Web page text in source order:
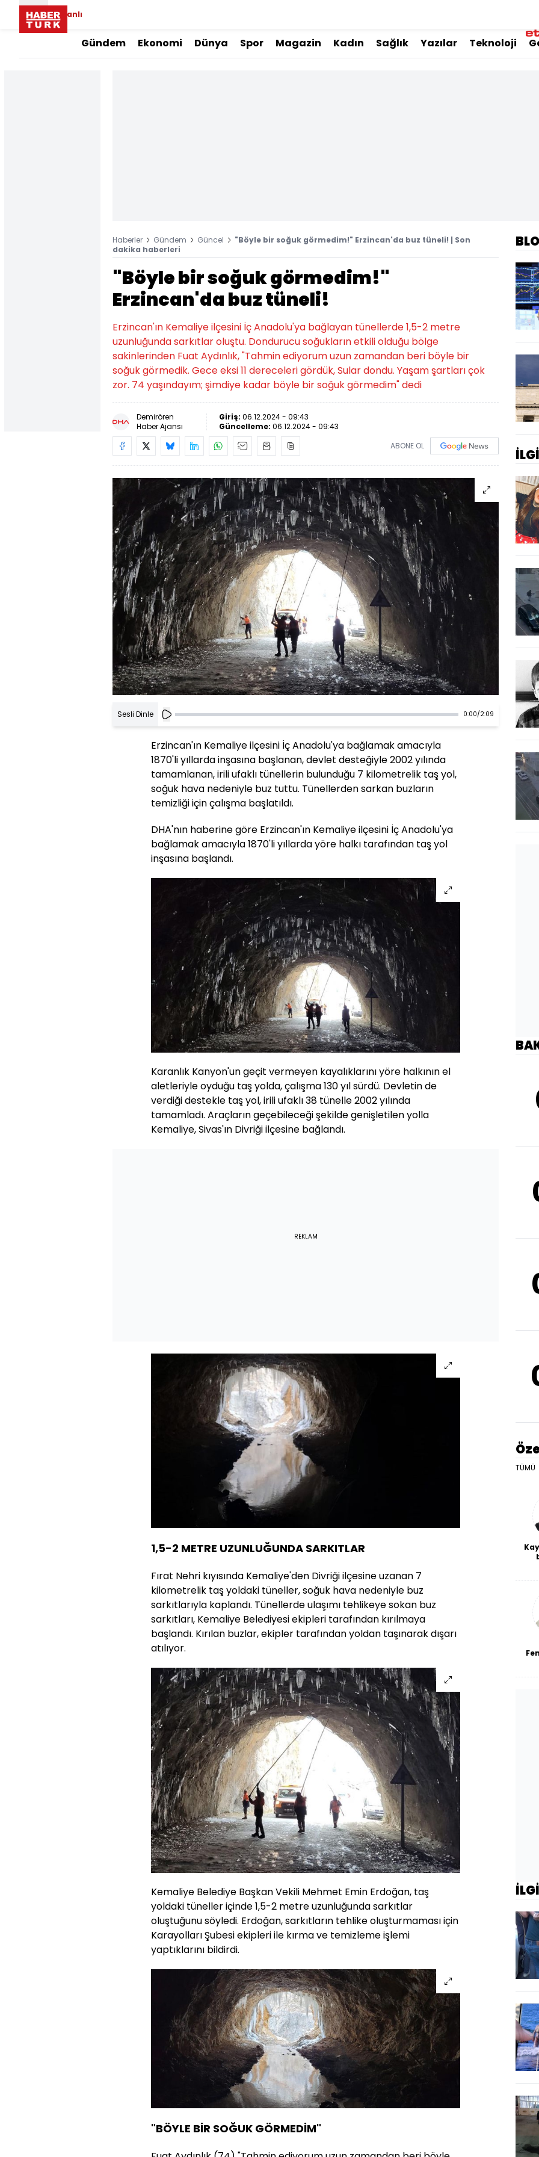
Canlı
Gündem Ekonomi Dünya Spor Magazin Kadın Sağlık Yazılar Teknoloji
Haberler Gündem Güncel
"Böyle bir soğuk görmedim!" Erzincan'da buz tüneli! | Son
dakika haberleri
"Böyle bir soğuk görmedim!"
Erzincan'da buz tüneli!
Erzincan'ın Kemaliye ilçesini İç Anadolu'ya bağlayan tünellerde 1,5-2 metre
uzunluğunda sarkıtlar oluştu. Dondurucu soğukların etkili olduğu bölge
sakinlerinden Fuat Aydınlık, "Tahmin ediyorum uzun zamandan beri böyle bir
soğuk görmedik. Gece eksi 11 dereceleri gördük, Sular dondu. Yaşam şartları çok
zor. 74 yaşındayım; şimdiye kadar böyle bir soğuk görmedim" dedi
Demirören
Haber Ajansı
Giriş: 06.12.2024 - 09:43
Güncelleme: 06.12.2024 - 09:43
ABONE OL
Sesli Dinle 0:00/2:09
Erzincan'ın Kemaliye ilçesini İç Anadolu'ya bağlamak amacıyla
1870'li yıllarda inşasına başlanan, devlet desteğiyle 2002 yılında
tamamlanan, irili ufaklı tünellerin bulunduğu 7 kilometrelik taş yol,
soğuk hava nedeniyle buz tuttu. Tünellerden sarkan buzların
temizliği için çalışma başlatıldı.
DHA'nın haberine göre Erzincan'ın Kemaliye ilçesini İç Anadolu'ya
bağlamak amacıyla 1870'li yıllarda yöre halkı tarafından taş yol
inşasına başlandı.
Karanlık Kanyon'un geçit vermeyen kayalıklarını yöre halkının el
aletleriyle oyduğu taş yolda, çalışma 130 yıl sürdü. Devletin de
verdiği destekle taş yol, irili ufaklı 38 tünelle 2002 yılında
tamamladı. Araçların geçebileceği şekilde genişletilen yolla
Kemaliye, Sivas'ın Divriği ilçesine bağlandı.
REKLAM
1,5-2 METRE UZUNLUĞUNDA SARKITLAR
Fırat Nehri kıyısında Kemaliye'den Divriği ilçesine uzanan 7
kilometrelik taş yoldaki tüneller, soğuk hava nedeniyle buz
sarkıtlarıyla kaplandı. Tünellerde ulaşımı tehlikeye sokan buz
sarkıtları, Kemaliye Belediyesi ekipleri tarafından kırılmaya
başlandı. Kırılan buzlar, ekipler tarafından yoldan taşınarak dışarı
atılıyor.
Kemaliye Belediye Başkan Vekili Mehmet Emin Erdoğan, taş
yoldaki tüneller içinde 1,5-2 metre uzunluğunda sarkıtlar
oluştuğunu söyledi. Erdoğan, sarkıtların tehlike oluşturmaması için
Karayolları Şubesi ekipleri ile kırma ve temizleme işlemi
yaptıklarını bildirdi.
"BÖYLE BİR SOĞUK GÖRMEDİM"
TÜMÜ